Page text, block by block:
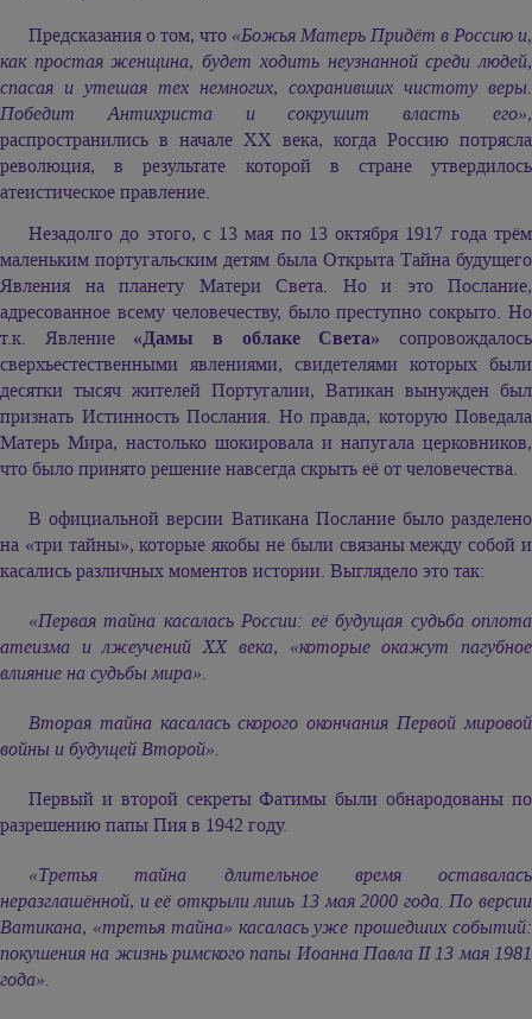
Предсказания о том, что «Божья Матерь Придёт в Россию и,
как простая женщина, будет ходить неузнанной среди людей,
спасая и утешая тех немногих, сохранивших чистоту веры.
Победит Антихриста и сокрушит власть его»,
распространились в начале ХХ века, когда Россию потрясла
революция, в результате которой в стране утвердилось
атеистическое правление.
Незадолго до этого, с 13 мая по 13 октября 1917 года трём
маленьким португальским детям была Открыта Тайна будущего
Явления на планету Матери Света. Но и это Послание,
адресованное всему человечеству, было преступно сокрыто. Но
т.к. Явление «Дамы в облаке Света» сопровождалось
сверхъестественными явлениями, свидетелями которых были
десятки тысяч жителей Португалии, Ватикан вынужден был
признать Истинность Послания. Но правда, которую Поведала
Матерь Мира, настолько шокировала и напугала церковников,
что было принято решение навсегда скрыть её от человечества.
В официальной версии Ватикана Послание было разделено
на «три тайны», которые якобы не были связаны между собой и
касались различных моментов истории. Выглядело это так:
«Первая тайна касалась России: её будущая судьба оплота
атеизма и лжеучений ХХ века, «которые окажут пагубное
влияние на судьбы мира».
Вторая тайна касалась скорого окончания Первой мировой
войны и будущей Второй».
Первый и второй секреты Фатимы были обнародованы по
разрешению папы Пия в 1942 году.
«Третья тайна длительное время оставалась
неразглашённой, и её открыли лишь 13 мая 2000 года. По версии
Ватикана, «третья тайна» касалась уже прошедших событий:
покушения на жизнь римского папы Иоанна Павла II 13 мая 1981
года».